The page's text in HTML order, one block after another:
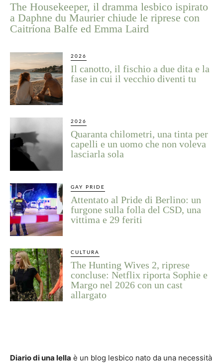
The Housekeeper, il dramma lesbico ispirato
a Daphne du Maurier chiude le riprese con
Caitríona Balfe ed Emma Laird
2026
Il canotto, il fischio a due dita e la
fase in cui il vecchio diventi tu
2026
Quaranta chilometri, una tinta per
capelli e un uomo che non voleva
lasciarla sola
GAY PRIDE
Attentato al Pride di Berlino: un
furgone sulla folla del CSD, una
vittima e 29 feriti
CULTURA
The Hunting Wives 2, riprese
concluse: Netflix riporta Sophie e
Margo nel 2026 con un cast
allargato
Diario di una lella è un blog lesbico nato da una necessità